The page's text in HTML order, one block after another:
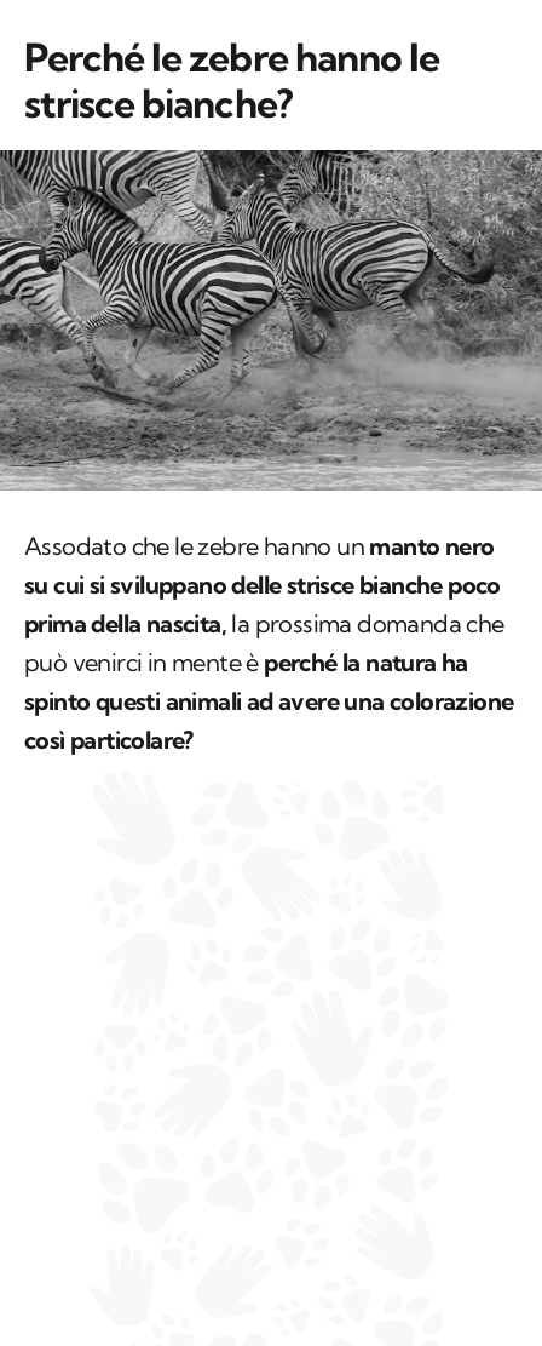
Perché le zebre hanno le
strisce bianche?
Assodato che le zebre hanno un manto nero
su cui si sviluppano delle strisce bianche poco
prima della nascita, la prossima domanda che
può venirci in mente è perché la natura ha
spinto questi animali ad avere una colorazione
così particolare?